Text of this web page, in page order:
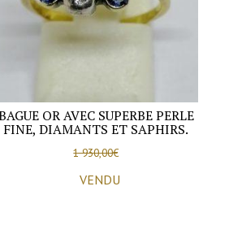
OR AVEC SUPERBE PERLE
FINE, DIAMANTS ET SAPHIRS.
1 930,00€
VENDU